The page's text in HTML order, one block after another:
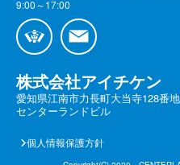
株式会社アイチケン
愛知県江南市力長町大当寺128番
センターランドビル
9:00～17:00
個人情報保護方針